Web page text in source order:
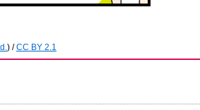
) /CC BY 2.1